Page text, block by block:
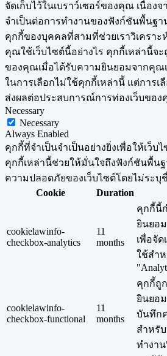
จัดเก็บไว้ในเบราว์เซอร์ของคุณ เนื่อง
จำเป็นต่อการทำงานของฟังก์ชันพื้นฐา
คุกกี้ของบุคคลที่สามที่ช่วยเราวิเคราะ
คุณใช้เว็บไซต์นี้อย่างไร คุกกี้เหล่านี้จะ
ของคุณเมื่อได้รับความยินยอมจากคุณ
ในการเลือกไม่ใช้คุกกี้เหล่านี้ แต่การเ
ส่งผลต่อประสบการณ์การท่องเว็บขอ
Necessary
Necessary
Always Enabled
คุกกี้ที่จำเป็นจำเป็นอย่างยิ่งเพื่อให้เว็บ
คุกกี้เหล่านี้ช่วยให้มั่นใจถึงฟังก์ชันพื้
ความปลอดภัยของเว็บไซต์โดยไม่ระบุ
Cookie
Duration
cookielawinfo-
checkbox-analytics
11
months
คุกกี้นี้
ยินยอ
เพื่อจั
ใช้สำ
cookielawinfo-
checkbox-functional
11
months
คุกกี้ถู
ยินยอม
บันทึก
สำหรั
ทำงา